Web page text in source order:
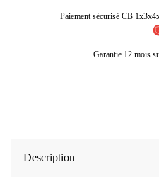
Paiement sécurisé CB
Garantie 12 mois
Description